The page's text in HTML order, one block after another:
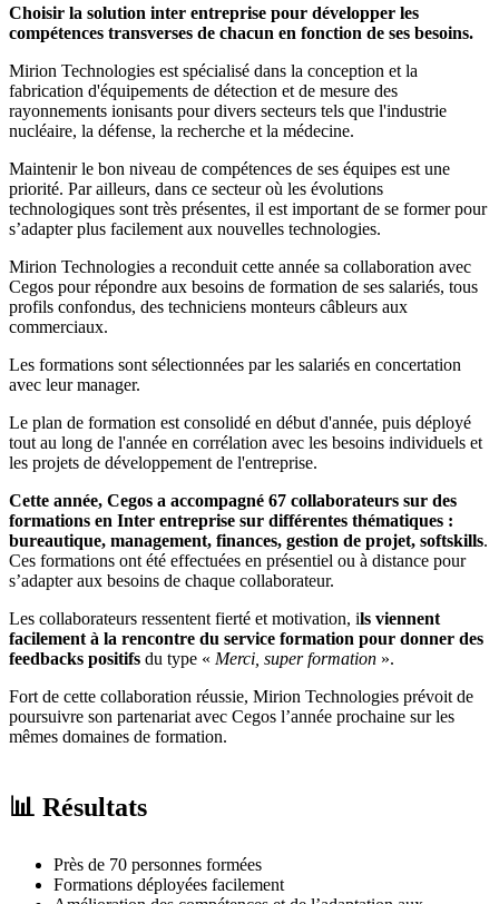
Choisir la solution inter entreprise pour développer les
compétences transverses de chacun en fonction de ses besoins.
Mirion Technologies est spécialisé dans la conception et la
fabrication d'équipements de détection et de mesure des
rayonnements ionisants pour divers secteurs tels que l'industrie
nucléaire, la défense, la recherche et la médecine.
Maintenir le bon niveau de compétences de ses équipes est une
priorité. Par ailleurs, dans ce secteur où les évolutions
technologiques sont très présentes, il est important de se former pour
s’adapter plus facilement aux nouvelles technologies.
Mirion Technologies a reconduit cette année sa collaboration avec
Cegos pour répondre aux besoins de formation de ses salariés, tous
profils confondus, des techniciens monteurs câbleurs aux
commerciaux.
Les formations sont sélectionnées par les salariés en concertation
avec leur manager.
Le plan de formation est consolidé en début d'année, puis déployé
tout au long de l'année en corrélation avec les besoins individuels et
les projets de développement de l'entreprise.
Cette année, Cegos a accompagné 67 collaborateurs sur des
formations en Inter entreprise sur différentes thématiques :
bureautique, management, finances, gestion de projet, softskills.
Ces formations ont été effectuées en présentiel ou à distance pour
s’adapter aux besoins de chaque collaborateur.
Les collaborateurs ressentent fierté et motivation, ils viennent
facilement à la rencontre du service formation pour donner des
feedbacks positifs du type « Merci, super formation ».
Fort de cette collaboration réussie, Mirion Technologies prévoit de
poursuivre son partenariat avec Cegos l’année prochaine sur les
mêmes domaines de formation.
📊 Résultats
Près de 70 personnes formées
Formations déployées facilement